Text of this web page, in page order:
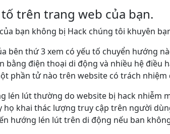
trên trang web của bạn.
bạn không bị Hack chúng tôi khuyên
bên thứ 3 xem có yếu tố chuyển hướng
bằng điện thoại di động và nhiều hệ điều
phần tử nào trên website có trách
lén lút thường do website bị hack nhiễm
khai thác lượng truy cập trên người
hướng lén lút trên di động nếu ban